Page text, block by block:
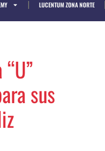
LUCENTUM ZONA NORTE
sus